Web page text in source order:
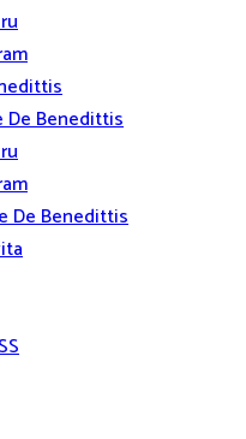
De Benedittis
De Benedittis